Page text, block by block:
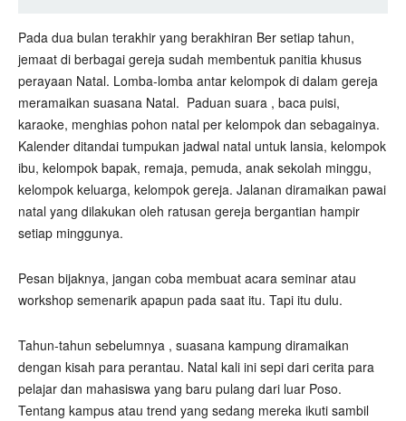
Pada dua bulan terakhir yang berakhiran Ber setiap tahun,
jemaat di berbagai gereja sudah membentuk panitia khusus
perayaan Natal. Lomba-lomba antar kelompok di dalam gereja
meramaikan suasana Natal. Paduan suara , baca puisi,
karaoke, menghias pohon natal per kelompok dan sebagainya.
Kalender ditandai tumpukan jadwal natal untuk lansia, kelompok
ibu, kelompok bapak, remaja, pemuda, anak sekolah minggu,
kelompok keluarga, kelompok gereja. Jalanan diramaikan pawai
natal yang dilakukan oleh ratusan gereja bergantian hampir
setiap minggunya.
Pesan bijaknya, jangan coba membuat acara seminar atau
workshop semenarik apapun pada saat itu. Tapi itu dulu.
Tahun-tahun sebelumnya , suasana kampung diramaikan
dengan kisah para perantau. Natal kali ini sepi dari cerita para
pelajar dan mahasiswa yang baru pulang dari luar Poso.
Tentang kampus atau trend yang sedang mereka ikuti sambil